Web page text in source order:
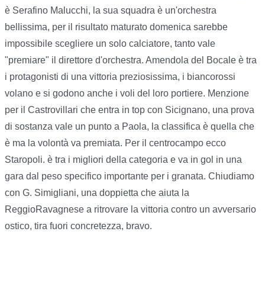
è Serafino Malucchi, la sua squadra è un'orchestra
bellissima, per il risultato maturato domenica sarebbe
impossibile scegliere un solo calciatore, tanto vale
"premiare" il direttore d'orchestra. Amendola del Bocale è tra
i protagonisti di una vittoria preziosissima, i biancorossi
volano e si godono anche i voli del loro portiere. Menzione
per il Castrovillari che entra in top con Sicignano, una prova
di sostanza vale un punto a Paola, la classifica è quella che
è ma la volontà va premiata. Per il centrocampo ecco
Staropoli. è tra i migliori della categoria e va in gol in una
gara dal peso specifico importante per i granata. Chiudiamo
con G. Simigliani, una doppietta che aiuta la
ReggioRavagnese a ritrovare la vittoria contro un avversario
ostico, tira fuori concretezza, bravo.